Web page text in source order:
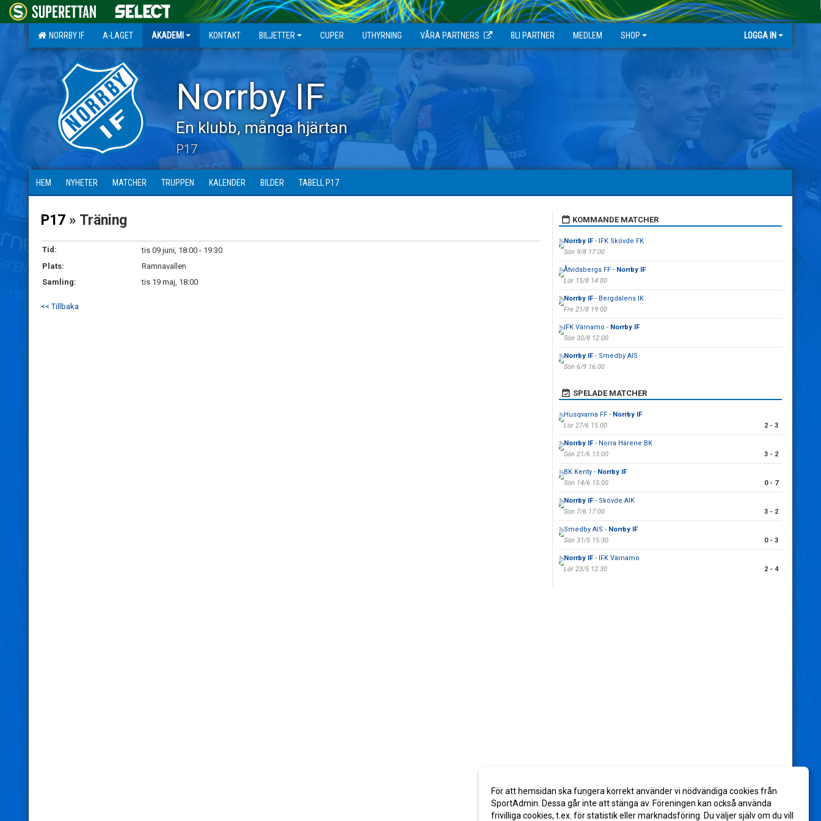
NORRBY IF A-LAGET AKADEMI KONTAKT BILJETTER CUPER UTHYRNING VÅRA PARTNERS BLI PARTNER MEDLEM SHOP LOGGA IN
Norrby IF
En klubb, många hjärtan
P17
HEM NYHETER MATCHER TRUPPEN KALENDER BILDER TABELL P17
P17 » Träning
Tid:
tis 09 juni, 18:00 - 19:30
Plats:
Ramnavallen
Samling:
tis 19 maj, 18:00
<< Tillbaka
KOMMANDE MATCHER
Norrby IF - IFK Skövde FK
Sön 9/8 17:00
Åtvidabergs FF - Norrby IF
Lör 15/8 14:00
Norrby IF - Bergdalens IK
Fre 21/8 19:00
IFK Värnamo - Norrby IF
Sön 30/8 12:00
Norrby IF - Smedby AIS
Sön 6/9 16:00
SPELADE MATCHER
Husqvarna FF - Norrby IF
Lör 27/6 15:00
2 - 3
Norrby IF - Norra Härene BK
Sön 21/6 13:00
3 - 2
BK Kenty - Norrby IF
Sön 14/6 15:00
0 - 7
Norrby IF - Skövde AIK
Sön 7/6 17:00
3 - 2
Smedby AIS - Norrby IF
Sön 31/5 15:30
0 - 3
Norrby IF - IFK Värnamo
Lör 23/5 12:30
2 - 4
För att hemsidan ska fungera korrekt använder vi nödvändiga cookies från
SportAdmin. Dessa går inte att stänga av. Föreningen kan också använda
frivilliga cookies, t.ex. för statistik eller marknadsföring. Du väljer själv om du vill